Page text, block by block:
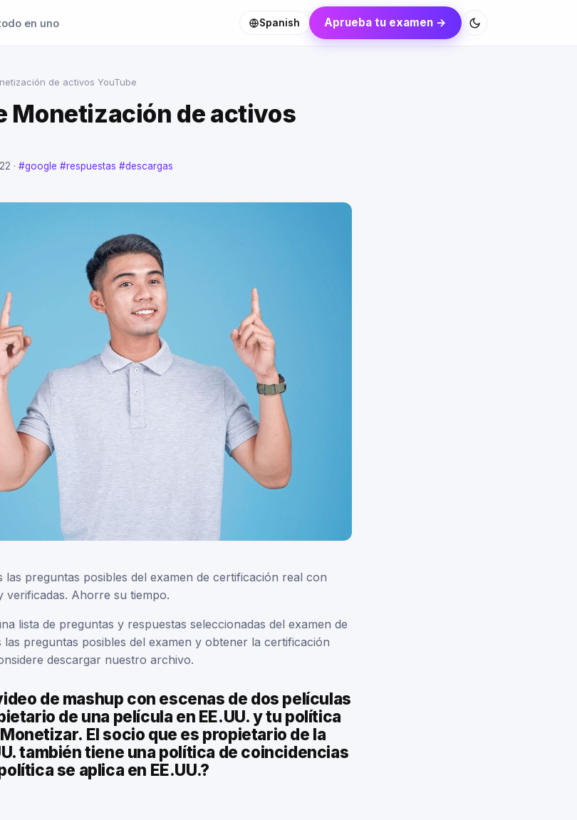
en uno Spanish Aprueba tu examen →
de activos YouTube
Monetización de activos
· #google #respuestas #descargas
las preguntas posibles del examen de certificación real con
verificadas. Ahorre su tiempo.
lista de preguntas y respuestas seleccionadas del examen de
las preguntas posibles del examen y obtener la certificación
descargar nuestro archivo.
de mashup con escenas de dos películas
de una película en EE.UU. y tu política
El socio que es propietario de la
también tiene una política de coincidencias
se aplica en EE.UU.?